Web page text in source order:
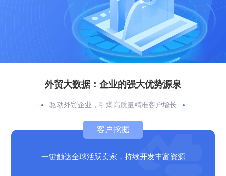
外贸大数据：企业的强大优势源泉
驱动外贸企业，引爆高质量精准客户增长
客户挖掘
一键触达全球活跃卖家，持续开发丰富资源